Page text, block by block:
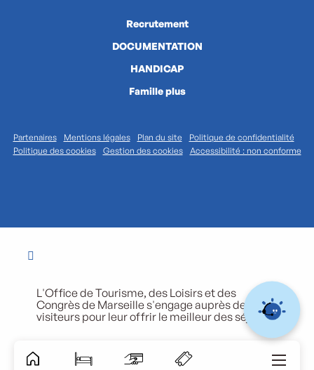
Recrutement
DOCUMENTATION
HANDICAP
Famille plus
Partenaires Mentions légales Plan du site
Politique de confidentialité
Politique des cookies
Gestion des cookies Accessibilité : non conforme
L'Office de Tourisme, des Loisirs et des
Congrès de Marseille s'engage auprès de ses
visiteurs pour leur offrir le meilleur des séjours.